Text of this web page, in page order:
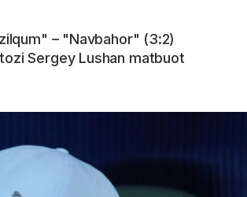
– "Navbahor" (3:2)
Sergey Lushan matbuot